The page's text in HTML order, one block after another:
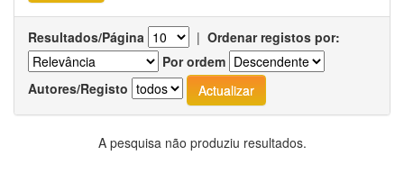
Resultados/Página | Ordenar registos por:
Por ordem
Autores/Registo
A pesquisa não produziu resultados.